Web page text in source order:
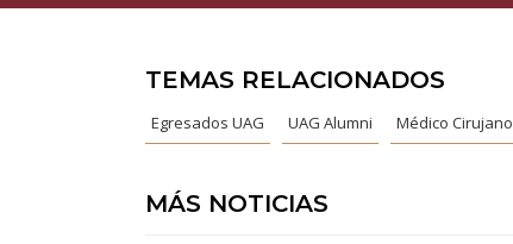
TEMAS RELACIONADOS
Egresados UAG UAG Alumni Médico Cirujano
MÁS NOTICIAS